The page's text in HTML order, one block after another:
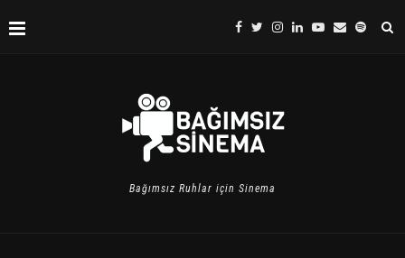
Bağımsız Ruhlar için Sinema